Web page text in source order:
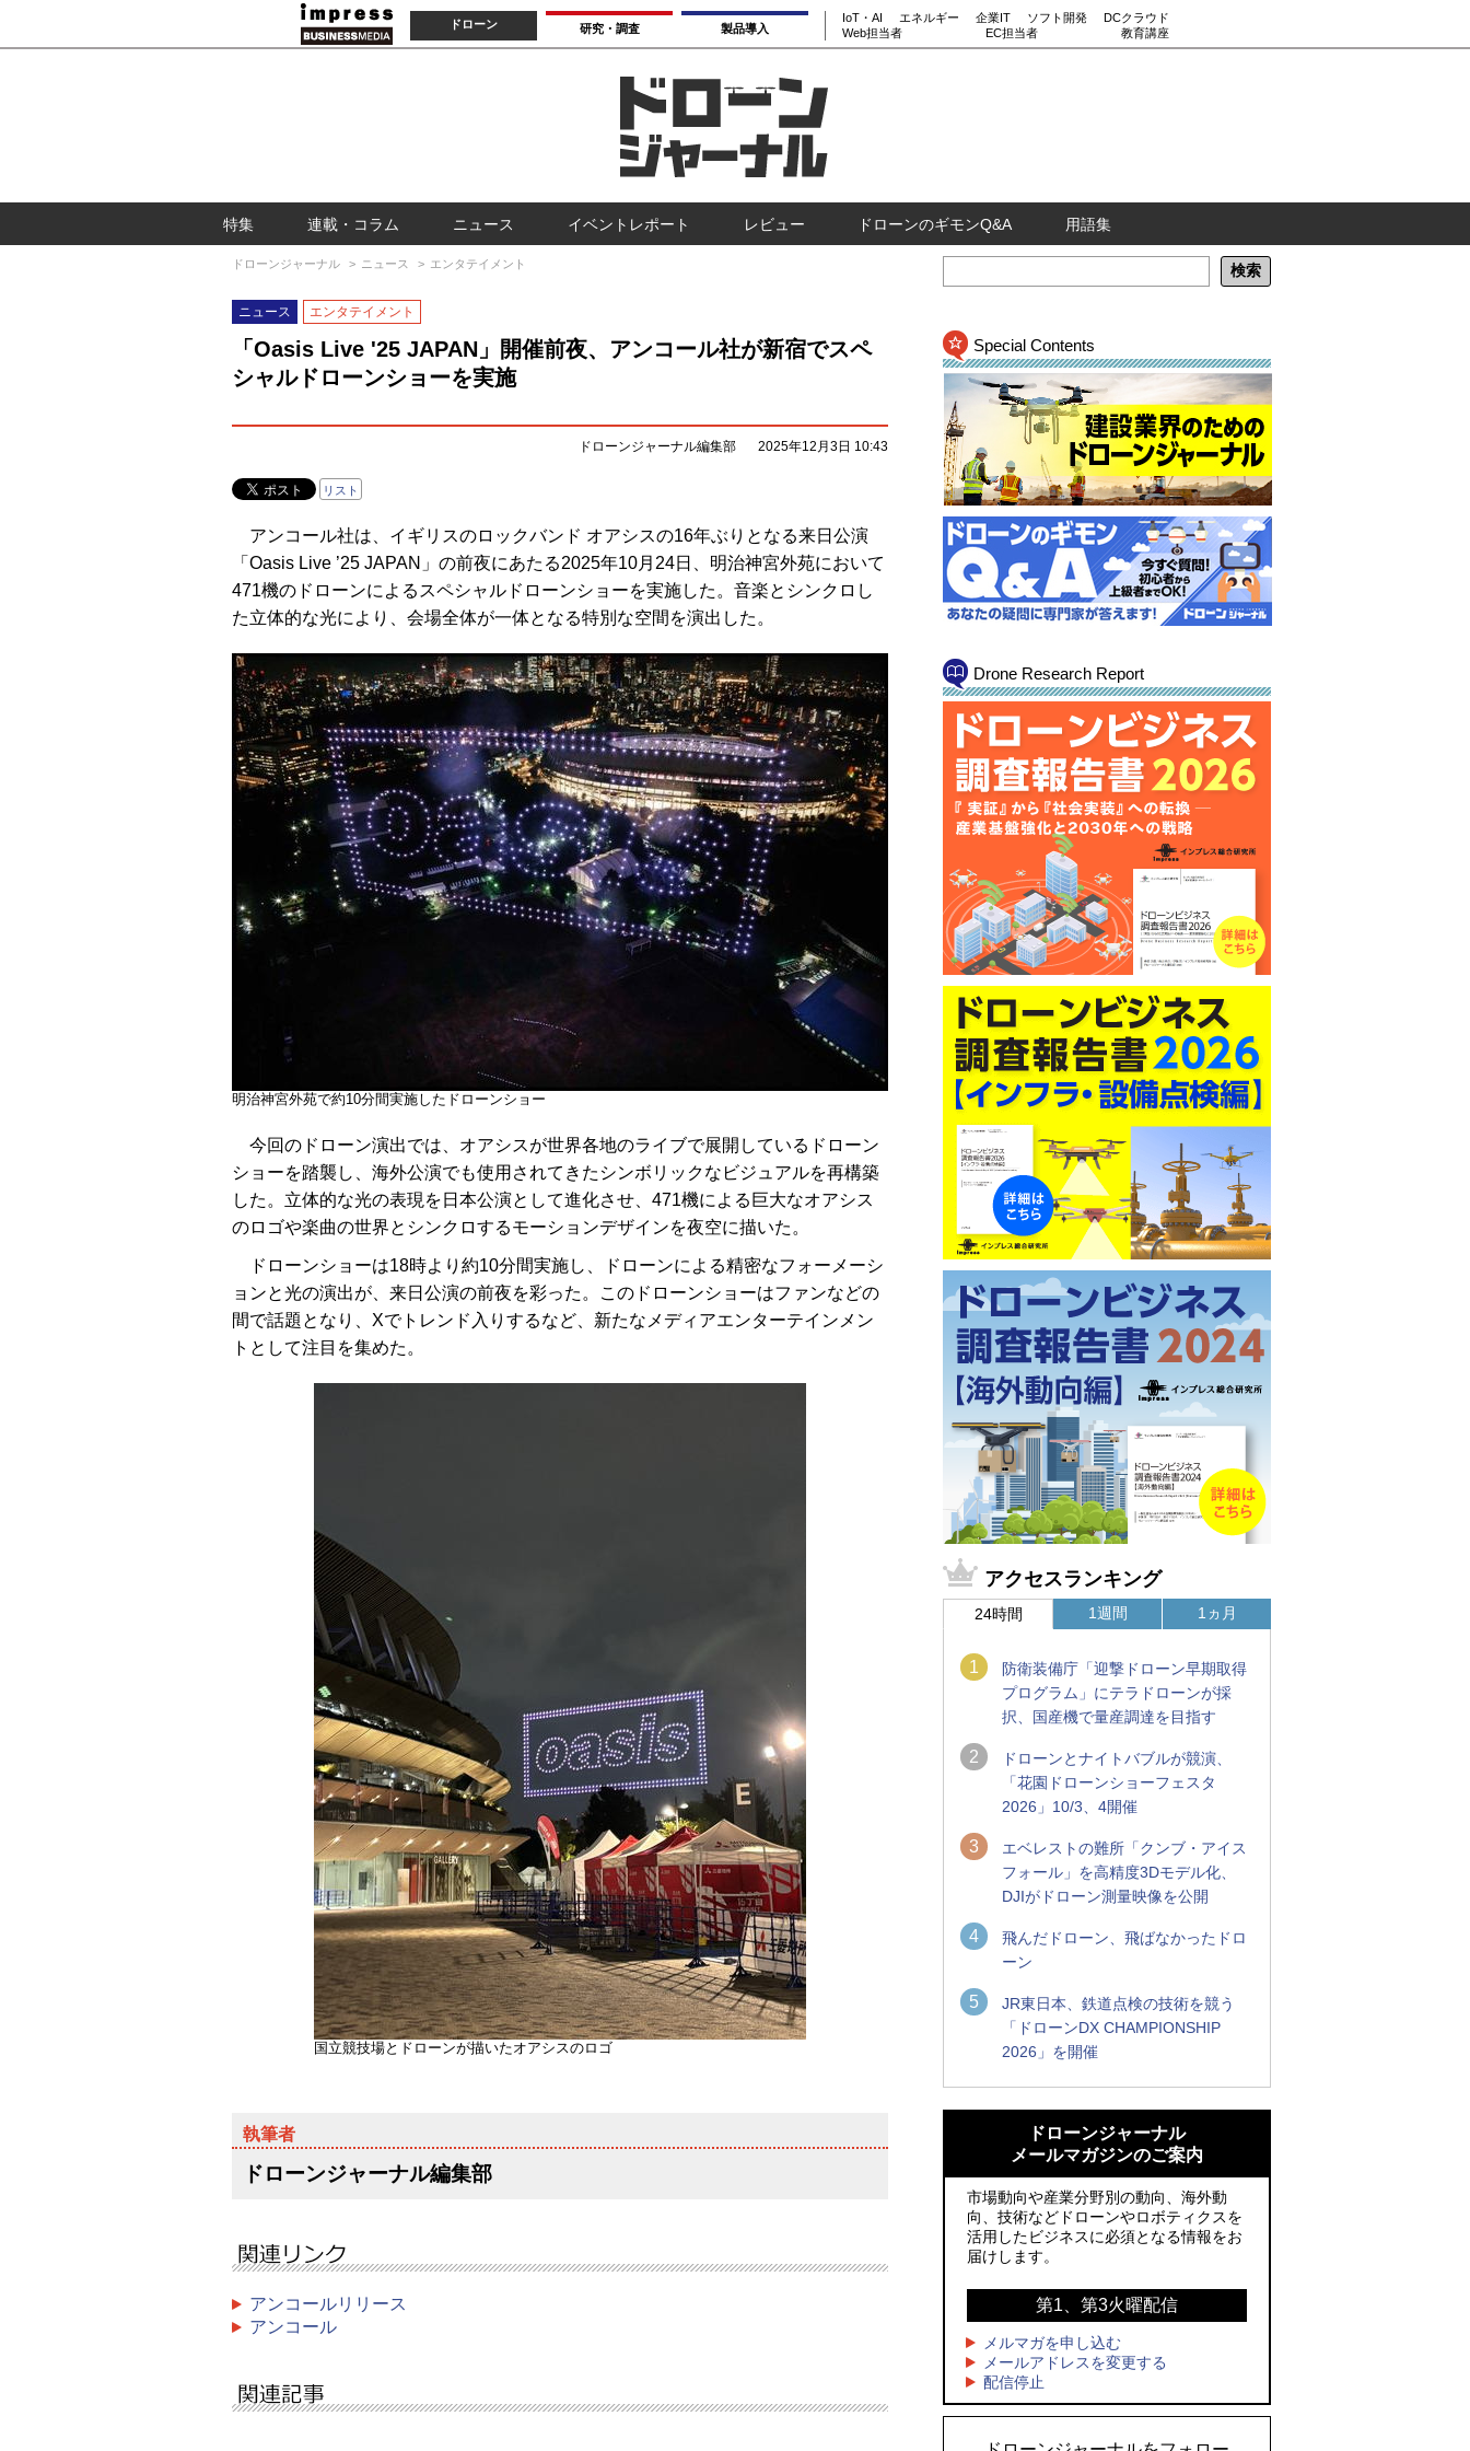
ドローン 研究・調査 製品導入
IoT・AI エネルギー 企業IT ソフト開発
DCクラウド
Web担当者
EC担当者 教育講座
特集 連載・コラム ニュース イベントレポート レビュー ドローンのギモンQ&A 用語集
ドローンジャーナル ニュース エンタテイメント
ニュース エンタテイメント
「Oasis Live '25 JAPAN」開催前夜、アンコール社が新宿でスペ
シャルドローンショーを実施
ドローンジャーナル編集部 2025年12月3日 10:43
リスト
アンコール社は、イギリスのロックバンド オアシスの16年ぶりとなる来日公演
「Oasis Live ’25 JAPAN」の前夜にあたる2025年10月24日、明治神宮外苑において
471機のドローンによるスペシャルドローンショーを実施した。音楽とシンクロし
た立体的な光により、会場全体が一体となる特別な空間を演出した。
明治神宮外苑で約10分間実施したドローンショー
今回のドローン演出では、オアシスが世界各地のライブで展開しているドローン
ショーを踏襲し、海外公演でも使用されてきたシンボリックなビジュアルを再構築
した。立体的な光の表現を日本公演として進化させ、471機による巨大なオアシス
のロゴや楽曲の世界とシンクロするモーションデザインを夜空に描いた。
ドローンショーは18時より約10分間実施し、ドローンによる精密なフォーメーシ
ョンと光の演出が、来日公演の前夜を彩った。このドローンショーはファンなどの
間で話題となり、Xでトレンド入りするなど、新たなメディアエンターテインメン
トとして注目を集めた。
国立競技場とドローンが描いたオアシスのロゴ
ドローンジャーナル編集部
アンコールリリース
アンコール
Special Contents
Drone Research Report
アクセスランキング
24時間
1
防衛装備庁「迎撃ドローン早期取得
プログラム」にテラドローンが採
択、国産機で量産調達を目指す
2
ドローンとナイトバブルが競演、
「花園ドローンショーフェスタ
2026」10/3、4開催
3
エベレストの難所「クンブ・アイス
フォール」を高精度3Dモデル化、
DJIがドローン測量映像を公開
4
飛んだドローン、飛ばなかったドロ
ーン
5
JR東日本、鉄道点検の技術を競う
「ドローンDX CHAMPIONSHIP
2026」を開催
1週間
飛ぶLEDスクリーン」とドローンショー
による新演出を実施
防衛装備庁「迎撃ドローン早期取得プロ
グラム」にテラドローンが採択、国産機
で量産調達を目指す
パイダーマン』や「M!LK」とのコラボド
ローンショー8/1開催
ドローンとナイトバブルが競演、「花園
ドローンショーフェスタ2026」10/3、4
開催
1ヵ月
飛ぶLEDスクリーン」とドローンショー
による新演出を実施
国産AUVを社会実装へ、スタートアップ
「BlueArch株式会社」設立
防衛装備庁「迎撃ドローン早期取得プロ
で量産調達を目指す
サザンビーチちがさき花火大会で「復活
の花火」打ち上げ、キリンビールがライ
ブ中継と連動した支援企画
ドローンジャーナル
メールマガジンのご案内
市場動向や産業分野別の動向、海外動
向、技術などドローンやロボティクスを
活用したビジネスに必須となる情報をお
届けします。
第1、第3火曜配信
メルマガを申し込む
メールアドレスを変更する
配信停止